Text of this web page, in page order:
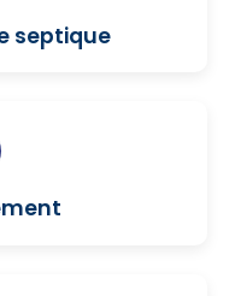
septique